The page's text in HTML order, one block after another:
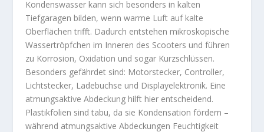
Kondenswasser kann sich besonders in kalten
Tiefgaragen bilden, wenn warme Luft auf kalte
Oberflächen trifft. Dadurch entstehen mikroskopische
Wassertröpfchen im Inneren des Scooters und führen
zu Korrosion, Oxidation und sogar Kurzschlüssen.
Besonders gefährdet sind: Motorstecker, Controller,
Lichtstecker, Ladebuchse und Displayelektronik. Eine
atmungsaktive Abdeckung hilft hier entscheidend.
Plastikfolien sind tabu, da sie Kondensation fördern –
während atmungsaktive Abdeckungen Feuchtigkeit